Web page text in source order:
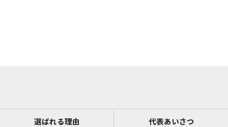
選ばれる理由 代表あいさつ